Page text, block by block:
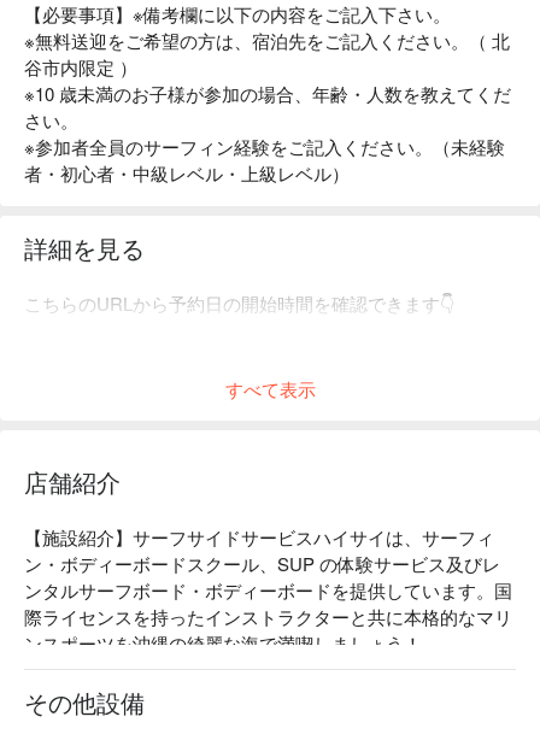
【必要事項】※備考欄に以下の内容をご記入下さい。
※無料送迎をご希望の方は、宿泊先をご記入ください。（ 北
谷市内限定 ）
※10 歳未満のお子様が参加の場合、年齢・人数を教えてくだ
さい。
※参加者全員のサーフィン経験をご記入ください。（未経験
者・初心者・中級レベル・上級レベル）
詳細を見る
こちらのURLから予約日の開始時間を確認できます👇
すべて表示
店舗紹介
【施設紹介】サーフサイドサービスハイサイは、サーフィ
ン・ボディーボードスクール、SUP の体験サービス及びレ
ンタルサーフボード・ボディーボードを提供しています。国
際ライセンスを持ったインストラクターと共に本格的なマリ
ンスポーツを沖縄の綺麗な海で満喫しましょう！
【施設雰囲気】初心者・未経験者でも大歓迎！親切なスタッ
フ達が丁寧に教えますので安心してレッスンを楽しめます。
その他設備